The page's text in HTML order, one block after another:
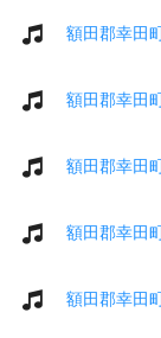
額田郡幸田
額田郡幸田
額田郡幸田
額田郡幸田
額田郡幸田